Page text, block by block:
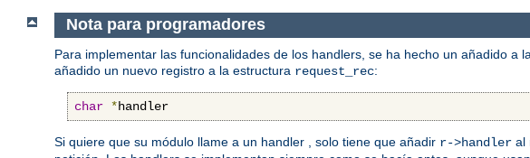
Nota para programadores
Para implementar las funcionalidades de los handlers, se ha hecho un añadido a la
añadido un nuevo registro a la estructura request_rec:
char *handler
Si quiere que su módulo llame a un handler , solo tiene que añadir r->handler al